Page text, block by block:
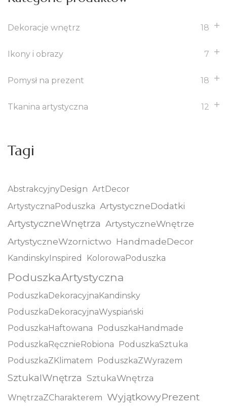
Dekoracje wnętrz 18
Ikony i obrazy 7
Pomysł na prezent 18
Tkanina artystyczna 12
Tagi
AbstrakcyjnyDesign ArtDecor
ArtystycznaPoduszka ArtystyczneDodatki
ArtystyczneWnętrza ArtystyczneWnętrze
ArtystyczneWzornictwo HandmadeDecor
KandinskyInspired KolorowaPoduszka
PoduszkaArtystyczna
PoduszkaDekoracyjnaKandinsky
PoduszkaDekoracyjnaWyspiański
PoduszkaHaftowana
PoduszkaHandmade
PoduszkaRęcznieRobiona
PoduszkaSztuka
PoduszkaZKlimatem
PoduszkaZWyrazem
SztukaIWnętrza SztukaWnętrza
WnętrzaZCharakterem WyjątkowyPrezent